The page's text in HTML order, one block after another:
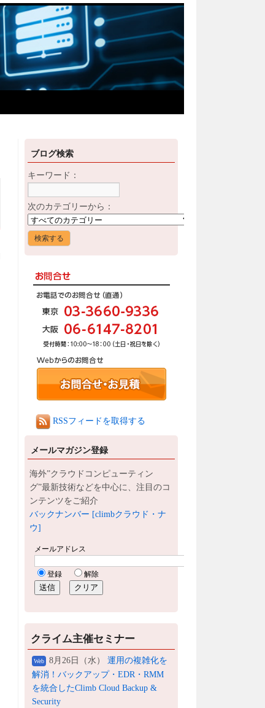
ブログ検索
キーワード：
次のカテゴリーから：
RSSフィードを取得する
メールマガジン登録
海外”クラウドコンピューティン
グ”最新技術などを中心に、注目のコ
ンテンツをご紹介
バックナンバー [climbクラウド・ナ
ウ]
クライム主催セミナー
Web 8月26日（水） 運用の複雑化を
解消！バックアップ・EDR・RMM
を統合したClimb Cloud Backup &
Security